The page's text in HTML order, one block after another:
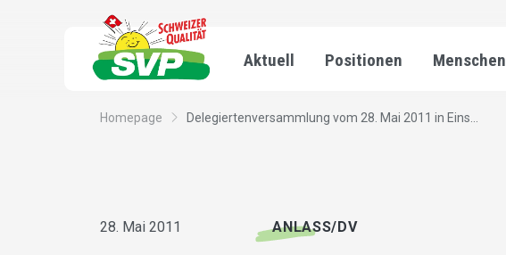
Aktuell Positionen Menschen
Homepage Delegiertenversammlung vom 28. Mai 2011 in Eins...
28. Mai 2011 ANLASS/DV